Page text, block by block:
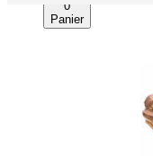
0
Panier